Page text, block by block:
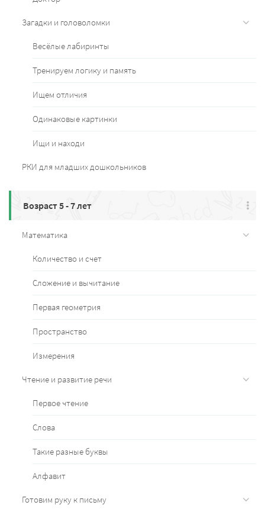
Загадки и головоломки
Весёлые лабиринты
Тренируем логику и память
Ищем отличия
Одинаковые картинки
Ищи и находи
РКИ для младших дошкольников
Возраст 5 - 7 лет
Математика
Количество и счет
Сложение и вычитание
Первая геометрия
Пространство
Измерения
Чтение и развитие речи
Первое чтение
Слова
Такие разные буквы
Алфавит
Готовим руку к письму